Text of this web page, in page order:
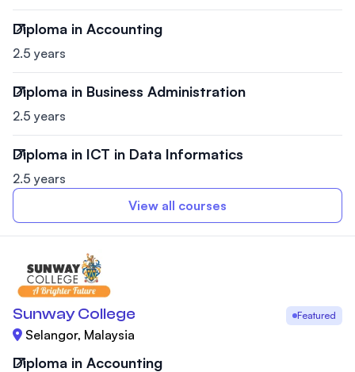
Diploma in Accounting
2.5 years
Diploma in Business Administration
2.5 years
Diploma in ICT in Data Informatics
2.5 years
View all courses
Sunway College Featured
Selangor, Malaysia
Diploma in Accounting